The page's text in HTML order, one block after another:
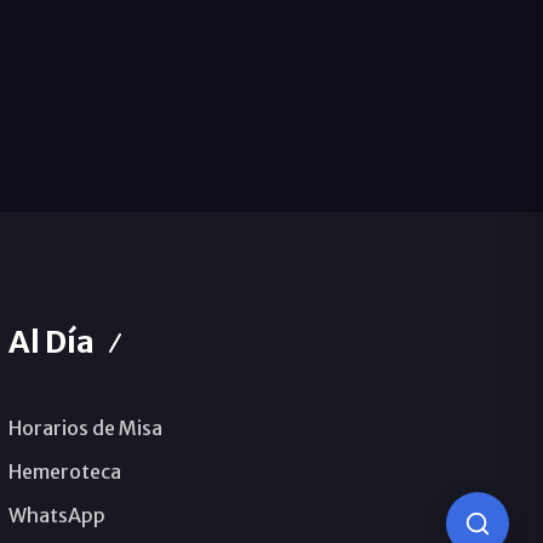
Al Día
Horarios de Misa
Hemeroteca
WhatsApp